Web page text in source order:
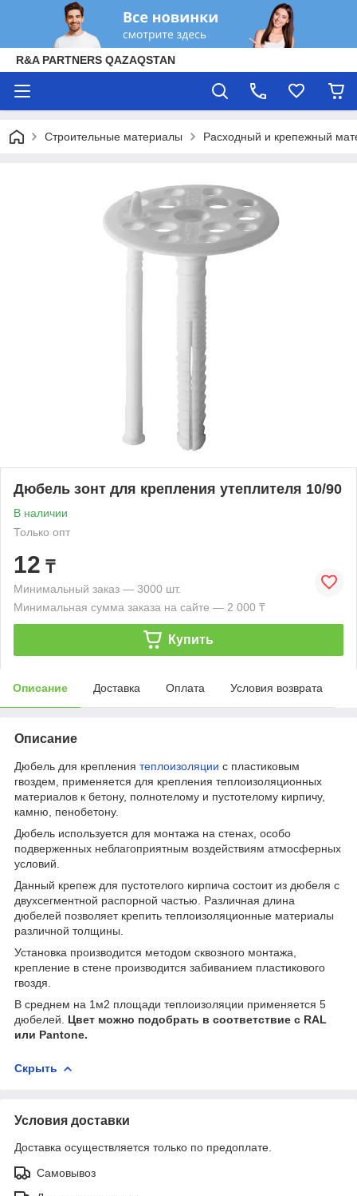
R&A PARTNERS QAZAQSTAN
Строительные материалы Расходный и крепежный
Дюбель зонт для крепления утеплителя 10/90
В наличии
Только опт
12 ₸
Минимальный заказ — 3000 шт.
Минимальная сумма заказа на сайте — 2 000 ₸
Купить
Описание Доставка Оплата Условия возврата
Описание
Дюбель для крепления теплоизоляции с пластиковым
гвоздем, применяется для крепления теплоизоляционных
материалов к бетону, полнотелому и пустотелому кирпичу,
камню, пенобетону.
Дюбель используется для монтажа на стенах, особо
подверженных неблагоприятным воздействиям атмосферных
условий.
Данный крепеж для пустотелого кирпича состоит из дюбеля с
двухсегментной распорной частью. Различная длина
дюбелей позволяет крепить теплоизоляционные материалы
различной толщины.
Установка производится методом сквозного монтажа,
крепление в стене производится забиванием пластикового
гвоздя.
В среднем на 1м2 площади теплоизоляции применяется 5
дюбелей. Цвет можно подобрать в соответствие с RAL
или Pantone.
Скрыть
Условия доставки
Доставка осуществляется только по предоплате.
Самовывоз